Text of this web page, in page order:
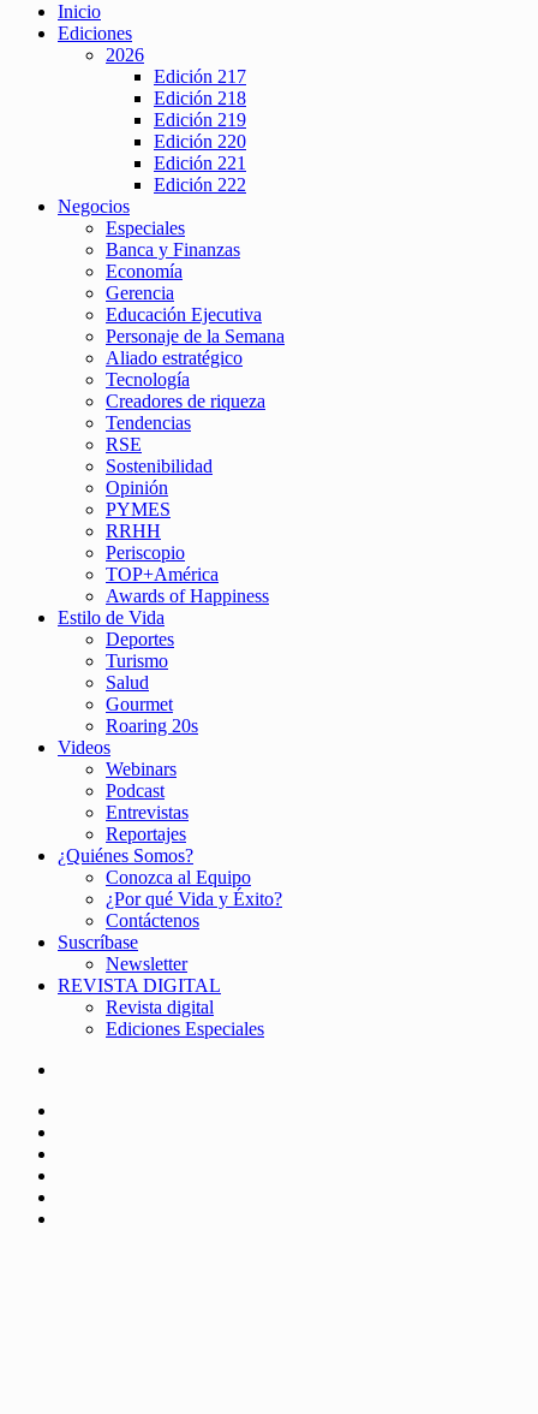
Inicio
Ediciones
2026
Edición 217
Edición 218
Edición 219
Edición 220
Edición 221
Edición 222
Negocios
Especiales
Banca y Finanzas
Economía
Gerencia
Educación Ejecutiva
Personaje de la Semana
Aliado estratégico
Tecnología
Creadores de riqueza
Tendencias
RSE
Sostenibilidad
Opinión
PYMES
RRHH
Periscopio
TOP+América
Awards of Happiness
Estilo de Vida
Deportes
Turismo
Salud
Gourmet
Roaring 20s
Videos
Webinars
Podcast
Entrevistas
Reportajes
¿Quiénes Somos?
Conozca al Equipo
¿Por qué Vida y Éxito?
Contáctenos
Suscríbase
Newsletter
REVISTA DIGITAL
Revista digital
Ediciones Especiales